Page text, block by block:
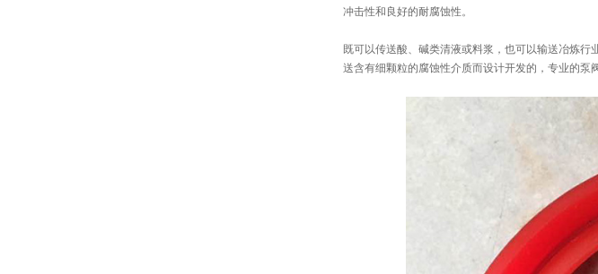
冲击性和良好的耐腐蚀性。
既可以传送酸、碱类清液或料浆，也可以输送冶炼
送含有细颗粒的腐蚀性介质而设计开发的，专业的泵